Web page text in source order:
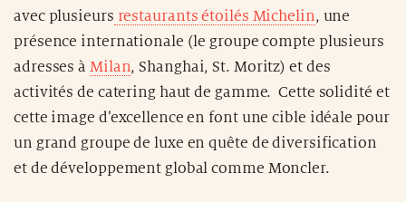
avec plusieurs restaurants étoilés Michelin, une
présence internationale (le groupe compte plusieurs
adresses à Milan, Shanghai, St. Moritz) et des
activités de catering haut de gamme. Cette solidité et
cette image d’excellence en font une cible idéale pour
un grand groupe de luxe en quête de diversification
et de développement global comme Moncler.